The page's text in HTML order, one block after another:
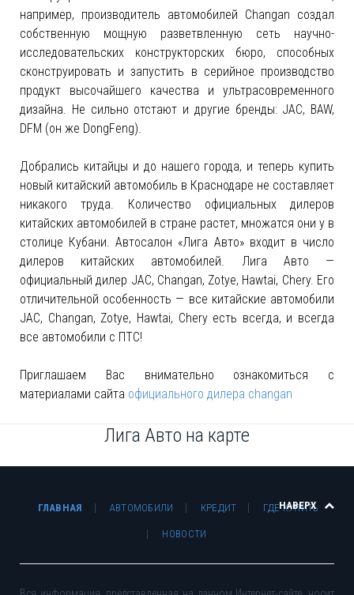
например, производитель автомобилей Changan создал
собственную мощную разветвленную сеть научно-
исследовательских конструкторских бюро, способных
сконструировать и запустить в серийное производство
продукт высочайшего качества и ультрасовременного
дизайна. Не сильно отстают и другие бренды: JAC, BAW,
DFM (он же DongFeng).
Добрались китайцы и до нашего города, и теперь купить
новый китайский автомобиль в Краснодаре не составляет
никакого труда. Количество официальных дилеров
китайских автомобилей в стране растет, множатся они у в
столице Кубани. Автосалон «Лига Авто» входит в число
дилеров китайских автомобилей. Лига Авто —
официальный дилер JAC, Changan, Zotye, Hawtai, Chery. Его
отличительной особенность — все китайские автомобили
JAC, Changan, Zotye, Hawtai, Chery есть всегда, и всегда
все автомобили с ПТС!
Приглашаем Вас внимательно ознакомиться с
материалами сайта официального дилера changan
Лига Авто на карте
НАВЕРХ
ГЛАВНАЯ АВТОМОБИЛИ КРЕДИТ ГДЕ КУПИТЬ
НОВОСТИ